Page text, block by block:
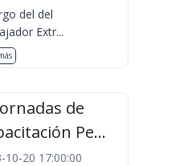
del del
Extr...
de
Pe...
10-20 17:00:00